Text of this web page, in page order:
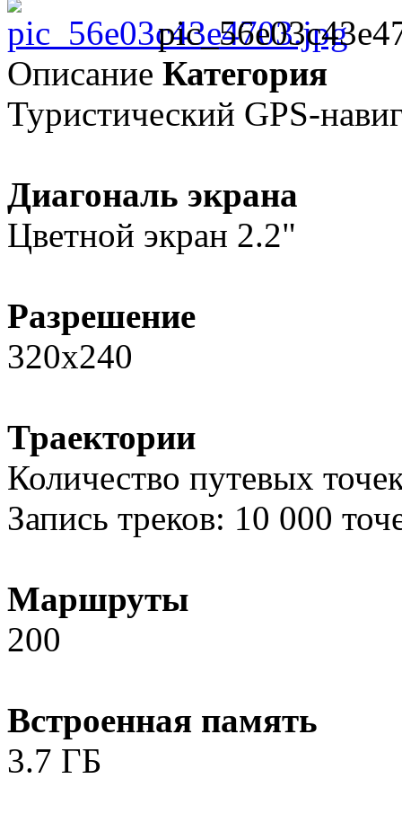
Описание Категория
Туристический GPS-
Диагональ экрана
Цветной экран 2.2"
Разрешение
320x240
Траектории
Количество путевых
Запись треков: 10 000
Маршруты
200
Встроенная память
3.7 ГБ